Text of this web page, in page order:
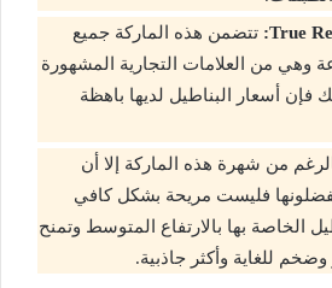
تتضمن هذه الماركة جميع
وهي من العلامات التجارية المشهورة
فإن أسعار البناطيل لديها باهظة
من شهرة هذه الماركة إلا أن
فليست مريحة بشكل كافي
الخاصة بها بالارتفاع المتوسط وتمنح
للغاية وأكثر جاذبية.